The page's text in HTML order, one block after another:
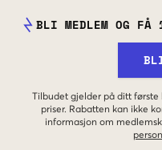
BLI MEDLEM OG
Tilbudet gjelder på ditt
priser. Rabatten kan ikke
informasjon om